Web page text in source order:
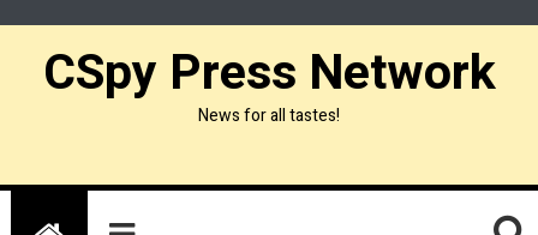
CSpy Press Network
News for all tastes!